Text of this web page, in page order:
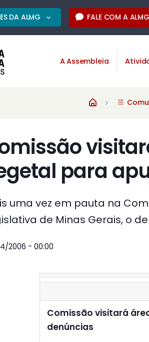
DA ALMG FALE COM A ALMG
A Assembleia
para
uma vez em pauta na
de Minas Gerais, o
2006 - 00:00
Comissão visitará
denúncias